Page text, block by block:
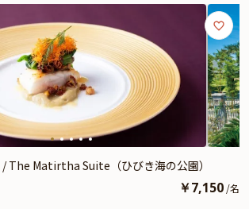
/ The Matirtha Suite（ひびき海の公園）
￥7,150 /名